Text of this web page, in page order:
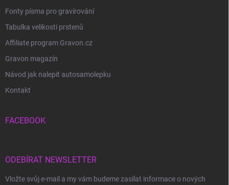
Fonty písma pro gravírování
Tabulka velikosti prstenů
Affiliate program Gravon.cz
Gravon magazín
Návod jak nalepit autosamolepku
Kontakt
FACEBOOK
ODEBÍRAT NEWSLETTER
Vložte svůj e-mail a my vám budeme zasílat informace o nových